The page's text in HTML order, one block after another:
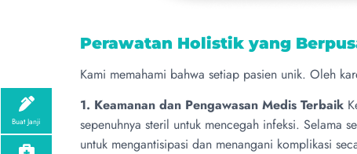
Perawatan Holistik yang
Kami memahami bahwa setiap pasien unik. Oleh
1. Keamanan dan Pengawasan Medis Terbaik
sepenuhnya steril untuk mencegah infeksi. Selama
untuk mengantisipasi dan menangani komplikasi
Buat Janji